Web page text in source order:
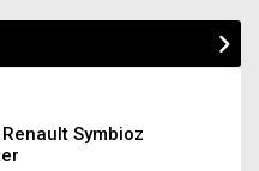
Symbioz